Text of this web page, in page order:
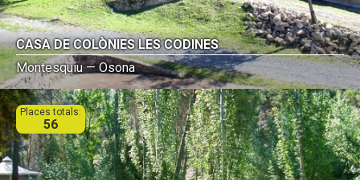
CASA DE COLÒNIES LES CODINES
Montesquiu — Osona
Places totals:
56